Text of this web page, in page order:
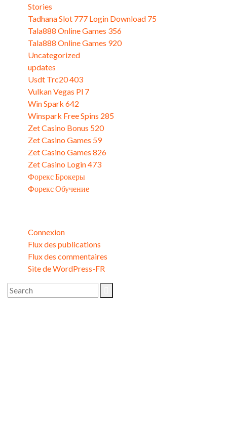
Stories
Tadhana Slot 777 Login Download 75
Tala888 Online Games 356
Tala888 Online Games 920
Uncategorized
updates
Usdt Trc20 403
Vulkan Vegas Pl 7
Win Spark 642
Winspark Free Spins 285
Zet Casino Bonus 520
Zet Casino Games 59
Zet Casino Games 826
Zet Casino Login 473
Форекс Брокеры
Форекс Обучение
Connexion
Flux des publications
Flux des commentaires
Site de WordPress-FR